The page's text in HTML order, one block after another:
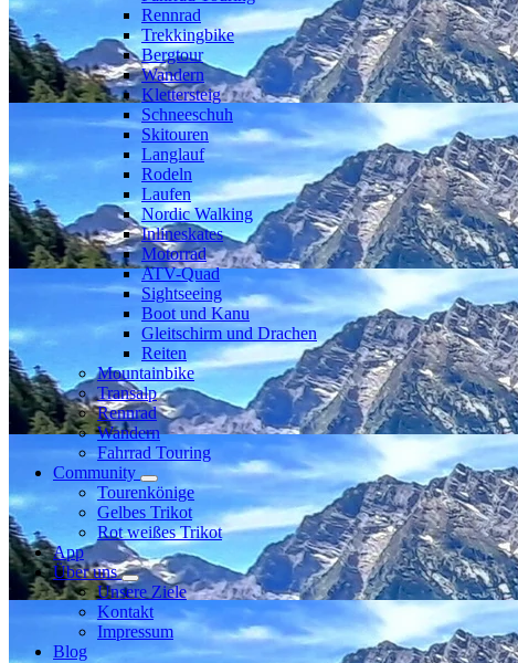
Rennrad
Trekkingbike
Bergtour
Wandern
Klettersteig
Schneeschuh
Skitouren
Langlauf
Rodeln
Laufen
Nordic Walking
Inlineskates
Motorrad
ATV-Quad
Sightseeing
Boot und Kanu
Gleitschirm und Drachen
Reiten
Mountainbike
Transalp
Rennrad
Wandern
Fahrrad Touring
Community
Tourenkönige
Gelbes Trikot
Rot weißes Trikot
App
Über uns
Unsere Ziele
Kontakt
Impressum
Blog